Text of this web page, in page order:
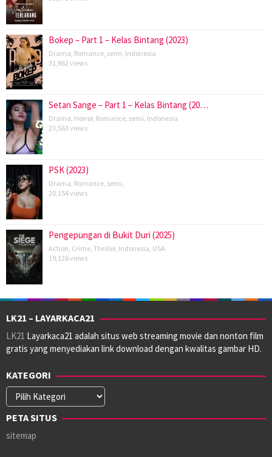
Bokep – Part 1 – Kelas Bintang (2023)
Drama Romance semi Indonesia
31,862 views
Setan Sange – Part 1 – Kelas Bintang (20…
Drama Horror, Romance semi Indonesia
23,563 views
PSK (2023)
Drama Romance semi
20,154 views
Pengepungan di Bukit Duri (2025)
Action Crime Thriller, Indonesia USA
19,126 views
LK21 – LAYARKACA21
LK21 Layarkaca21 adalah situs web streaming movie dan nonton film
gratis yang menyediakan link download dengan kwalitas gambar HD.
KATEGORI
Kategori
PETA SITUS
sitemap